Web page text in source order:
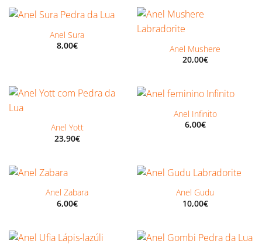
Anel Sura
8,00€
Anel Mushere
20,00€
Anel Yott
23,90€
Anel Infinito
6,00€
Anel Zabara
6,00€
Anel Gudu
10,00€